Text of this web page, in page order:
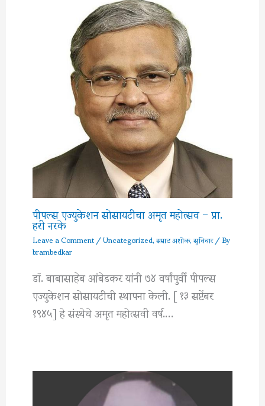
पीपल्स एज्युकेशन सोसायटीचा अमृत महोत्सव – प्रा.
हरी नरके
Leave a Comment/Uncategorized,सम्राट अशोक,सुविचार/ By
brambedkar
डॉ. बाबासाहेब आंबेडकर यांनी ७४ वर्षांपुर्वी पीपल्स
एज्युकेशन सोसायटीची स्थापना केली. [ १३ सप्टेंबर
१९४५] हे संस्थेचे अमृत महोत्सवी वर्ष.…